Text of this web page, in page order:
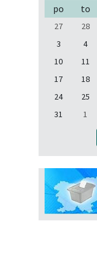
po
to
27 28
3
4
10
11
17
18
24
25
31
1